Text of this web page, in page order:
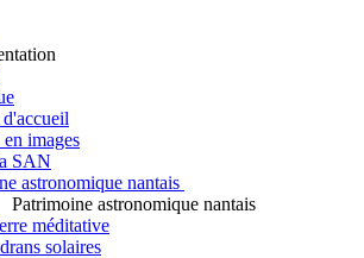
images
SAN
astronomique nantais
Patrimoine astronomique nantais
méditative
solaires